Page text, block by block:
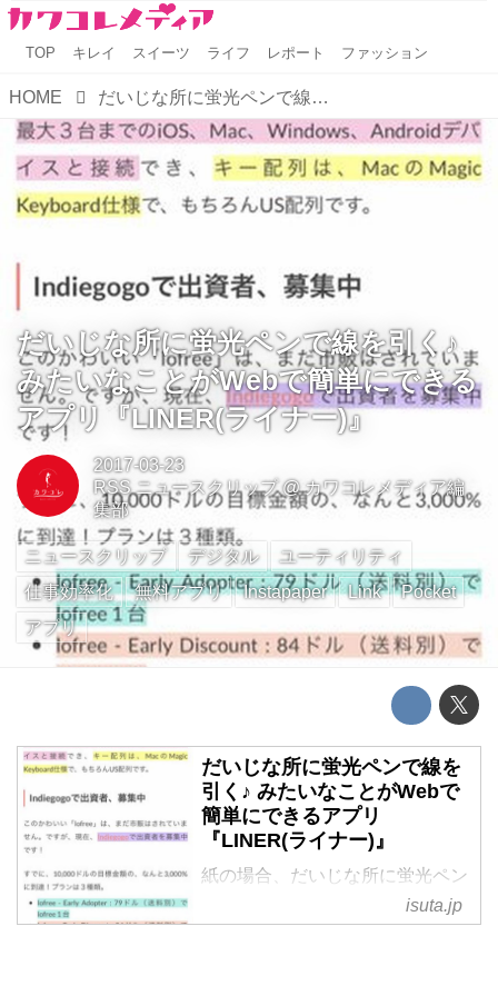
TOP キレイ スイーツ ライフ レポート ファッション
HOME だいじな所に蛍光ペンで線を引く♪ みたいなことがWebで簡単にできるアプリ『LINER(ライナー)』
だいじな所に蛍光ペンで線を引く♪
みたいなことがWebで簡単にできる
アプリ『LINER(ライナー)』
2017-03-23
RSS ニュースクリップ@カワコレメディア編
集部
ニュースクリップ デジタル
ユーティリティ
仕事効率化
無料アプリ Instapaper Link
Pocket
アプリ
だいじな所に蛍光ペンで線を
引く♪ みたいなことがWebで
簡単にできるアプリ
『LINER(ライナー)』
紙の場合、だいじな所に蛍光ペン
で線を引くのは、とっても簡単な
ことです。でも、Webページでは
isuta.jp